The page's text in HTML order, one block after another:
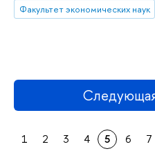
Факультет экономических наук
1 2 3 4 5 6 7